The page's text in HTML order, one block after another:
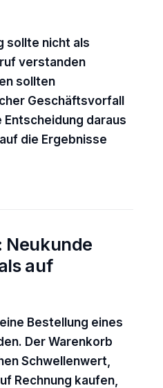
sollte nicht als
verstanden
sollten
Geschäftsvorfall
daraus
die Ergebnisse
Neukunde
auf
Bestellung eines
Der Warenkorb
Schwellenwert,
Rechnung kaufen,